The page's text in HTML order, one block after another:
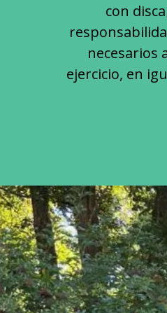
con
necesarios
ejercicio, en